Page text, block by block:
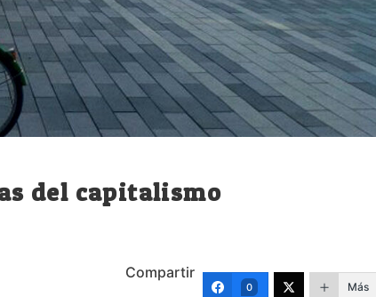
del capitalismo
Compartir
0 Más